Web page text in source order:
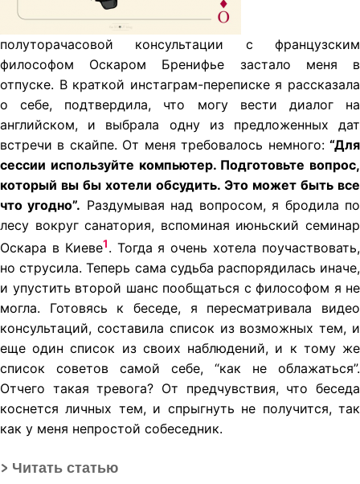
полуторачасовой консультации с французским
философом Оскаром Бренифье застало меня в
отпуске. В краткой инстаграм-переписке я рассказала
о себе, подтвердила, что могу вести диалог на
английском, и выбрала одну из предложенных дат
встречи в скайпе. От меня требовалось немного: “Для
сессии используйте компьютер. Подготовьте вопрос,
который вы бы хотели обсудить. Это может быть все
что угодно”. Раздумывая над вопросом, я бродила по
лесу вокруг санатория, вспоминая июньский семинар
Оскара в Киеве1. Тогда я очень хотела поучаствовать,
но струсила. Теперь сама судьба распорядилась иначе,
и упустить второй шанс пообщаться с философом я не
могла. Готовясь к беседе, я пересматривала видео
консультаций, составила список из возможных тем, и
еще один список из своих наблюдений, и к тому же
список советов самой себе, “как не облажаться”.
Отчего такая тревога? От предчувствия, что беседа
коснется личных тем, и спрыгнуть не получится, так
как у меня непростой собеседник.
> Читать статью